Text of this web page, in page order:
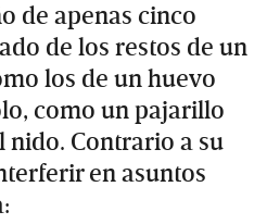
de apenas cinco
de los restos de un
los de un huevo
como un pajarillo
nido. Contrario a su
en asuntos